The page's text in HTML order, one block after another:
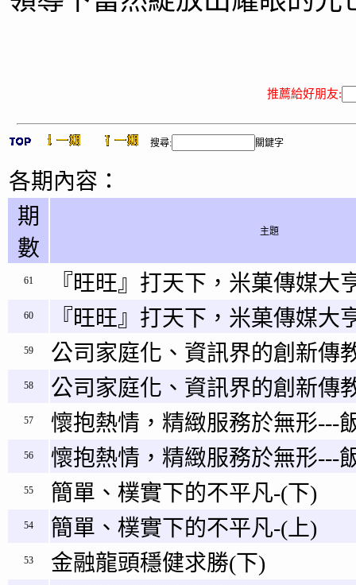
推薦給好朋友:
搜尋: 關鍵字
各期內容：
期
數
主題
61 『旺旺』打天下，米菓傳媒大
60 『旺旺』打天下，米菓傳媒大
59 公司家庭化、資訊界的創新傳
58 公司家庭化、資訊界的創新傳
57 懷抱熱情，精緻服務於無形---
56 懷抱熱情，精緻服務於無形---
55 簡單、樸實下的不平凡-(下)
54 簡單、樸實下的不平凡-(上)
53 金融龍頭穩健求勝(下)